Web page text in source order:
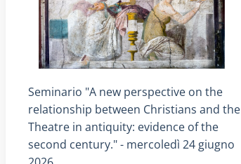
Titolo card:
Seminario "A new perspective on the
relationship between Christians and the
Theatre in antiquity: evidence of the
second century." - mercoledì 24 giugno